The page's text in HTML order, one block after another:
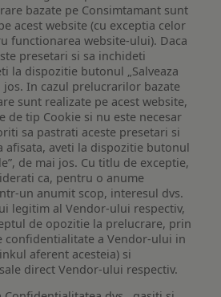
bazate pe Consimtamant sunt
acest website (cu exceptia celor
functionarea website-ului). Daca
presetari si sa inchideti
la dispozitie butonul „Salveaza
jos. In cazul prelucrarilor bazate
sunt realizate pe acest website,
de tip Cookie si nu este necesar
sa pastrati aceste presetari si
afisata, aveti la dispozitie butonul
de mai jos. Cu titlu de exceptie,
ca, pentru o anume
un anumit scop, interesul dvs.
legitim al Vendor-ului respectiv,
de opozitie la prelucrare, prin
confidentialitate a Vendor-ului in
aferent acesteia) si
direct Vendor-ului respectiv.